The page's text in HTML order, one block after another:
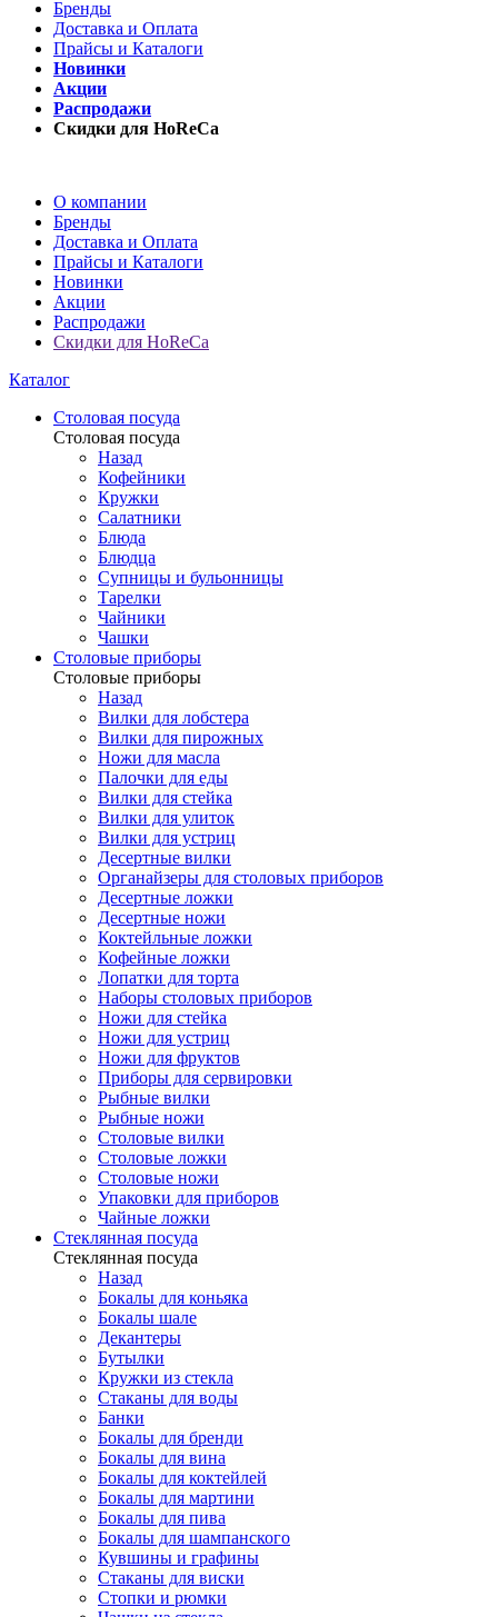
Бренды
Доставка и Оплата
Прайсы и Каталоги
Новинки
Акции
Распродажи
Скидки для HoReCa
О компании
Бренды
Доставка и Оплата
Прайсы и Каталоги
Новинки
Акции
Распродажи
Скидки для HoReCa
Каталог
Столовая посуда
Столовая посуда
Назад
Кофейники
Кружки
Салатники
Блюда
Блюдца
Супницы и бульонницы
Тарелки
Чайники
Чашки
Cтоловые приборы
Cтоловые приборы
Назад
Вилки для лобстера
Вилки для пирожных
Ножи для масла
Палочки для еды
Вилки для стейка
Вилки для улиток
Вилки для устриц
Десертные вилки
Органайзеры для столовых приборов
Десертные ложки
Десертные ножи
Коктейльные ложки
Кофейные ложки
Лопатки для торта
Наборы столовых приборов
Ножи для стейка
Ножи для устриц
Ножи для фруктов
Приборы для сервировки
Рыбные вилки
Рыбные ножи
Столовые вилки
Столовые ложки
Столовые ножи
Упаковки для приборов
Чайные ложки
Стеклянная посуда
Стеклянная посуда
Назад
Бокалы для коньяка
Бокалы шале
Декантеры
Бутылки
Кружки из стекла
Стаканы для воды
Банки
Бокалы для бренди
Бокалы для вина
Бокалы для коктейлей
Бокалы для мартини
Бокалы для пива
Бокалы для шампанского
Кувшины и графины
Стаканы для виски
Стопки и рюмки